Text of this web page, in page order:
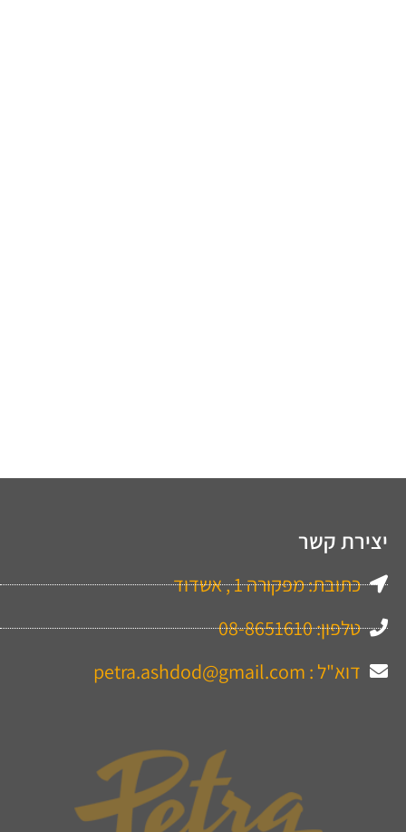
יצירת קשר
כתובת: מפקורה 1 , אשדוד
טלפון: 08-8651610
דוא"ל : petra.ashdod@gmail.com